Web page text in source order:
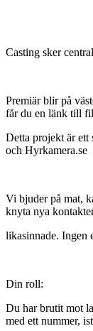
Casting sker
Premiär blir på
får du en länk till
Detta projekt är ett
och Hyrkamera.se
Vi bjuder på mat,
knyta nya
likasinnade. Ingen
Din roll:
Du har brutit mot
med ett nummer,